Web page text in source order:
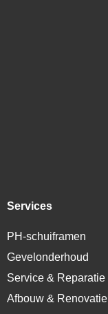
Services
PH-schuiframen
Gevelonderhoud
Service & Reparatie
Afbouw & Renovatie